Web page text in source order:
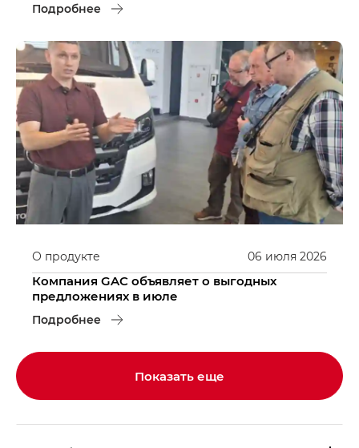
Подробнее
06 июля 2026
О продукте
Компания GAC объявляет о выгодных
предложениях в июле
Подробнее
Показать еще